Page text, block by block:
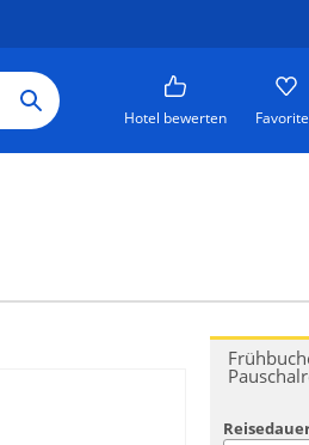
Hotel bewerten